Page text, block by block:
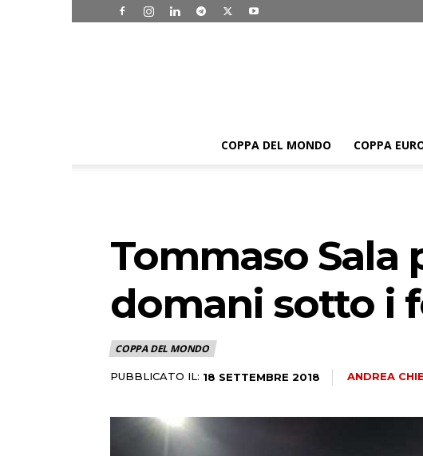
COPPA DEL MONDO COPPA
Tommaso Sala
domani sotto i
COPPA DEL MONDO
PUBBLICATO IL: 18 SETTEMBRE 2018 ANDREA